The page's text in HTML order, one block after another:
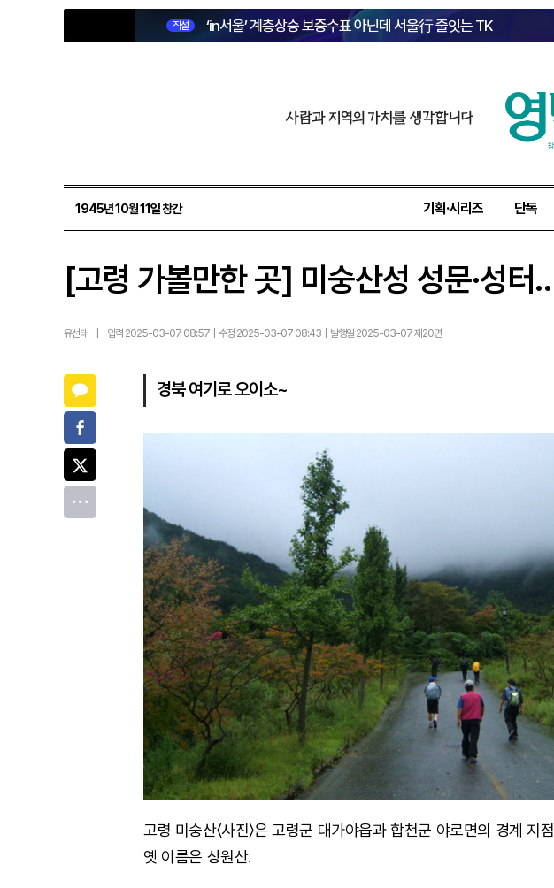
직설 ‘in서울’ 계층상승 보증수표 아닌데 서울行 줄잇는 TK
사람과 지역의 가치를 생각합니다
1945년 10월 11일 창간 기획·시리즈 단독
[고령 가볼만한 곳] 미숭산성 성문·성
유선태 입력 2025-03-07 08:57 | 수정 2025-03-07 08:43 | 발행일 2025-03-07 제20면
경북 여기로 오이소~
고령 미숭산〈사진〉은 고령군 대가야읍과 합천군 야로면의 경계 지
옛 이름은 상원산.